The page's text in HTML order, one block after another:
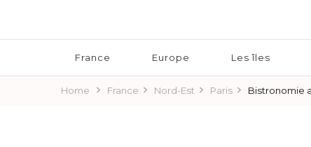
Rêver d'Ailleurs – 10
France Europe Les îles
Home France Nord-Est Paris Bistronomie